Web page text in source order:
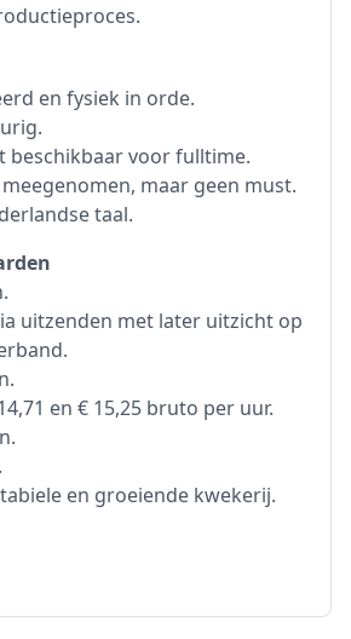
en fysiek in orde.
beschikbaar voor fulltime.
maar geen must.
taal.
uitzenden met later uitzicht op
en € 15,25 bruto per uur.
en groeiende kwekerij.